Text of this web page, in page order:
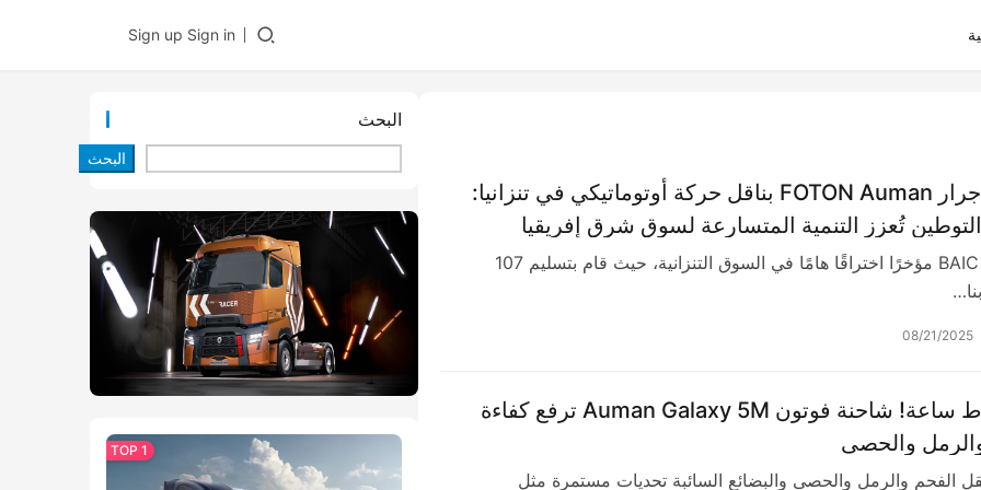
Sign in
Sign up
تسليم 107 جرار FOTON Auman بناقل حركة أوتوماتيكي في تنزانيا:
تُعزز التنمية المتسارعة لسوق شرق إفريقيا
حقق BAIC FOTON مؤخرًا اختراقًا هامًا في السوق التنزانية، حيث قام بتسليم 107
08/21/2025
600 كيلوواط ساعة! شاحنة فوتون Auman Galaxy 5M ترفع كفاءة
والحصى
الفحم والرمل والحصى والبضائع السائبة تحديات مستمرة مثل
البحث
البحث